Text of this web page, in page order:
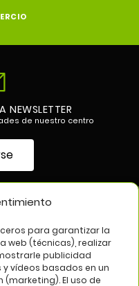
para garantizar la
web (técnicas), realizar
publicidad
vídeos basados en un
El uso de
NEWSLETTER
de nuestro centro